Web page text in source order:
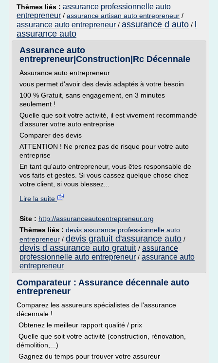
Thèmes liés : assurance professionnelle auto
entrepreneur / assurance artisan auto entrepreneur /
assurance auto entrepreneur / assurance d auto /
assurance auto
Assurance auto
entrepreneur|Construction|Rc Décennale
Assurance auto entrepreneur
vous permet d'avoir des devis adaptés à votre besoin
100 % Gratuit, sans engagement, en 3 minutes
seulement !
Quelle que soit votre activité, il est vivement recommandé
d'assurer votre auto entreprise
Comparer des devis
ATTENTION ! Ne prenez pas de risque pour votre auto
entreprise
En tant qu'auto entrepreneur, vous êtes responsable de
vos faits et gestes. Si vous cassez quelque chose chez
votre client, si vous blessez...
Lire la suite
Site : http://assuranceautoentrepreneur.org
Thèmes liés : devis assurance professionnelle auto
entrepreneur / devis gratuit d'assurance auto /
devis d assurance auto gratuit / assurance
professionnelle auto entrepreneur / assurance auto
entrepreneur
Comparateur : Assurance décennale auto
entrepreneur
Comparez les assureurs spécialistes de l'assurance
décennale !
Obtenez le meilleur rapport qualité / prix
Quelle que soit votre activité (construction, rénovation,
démolition,...)
Gagnez du temps pour trouver votre assureur